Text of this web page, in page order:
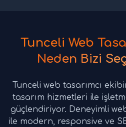
Tunceli Web
Neden Bizi
Tunceli web tasarımcı
tasarım hizmetleri ile
güçlendiriyor. Deneyimli
ile modern, responsive ve